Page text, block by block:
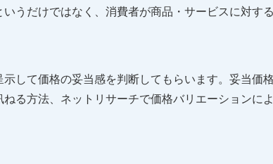
うだけではなく、消費者が商品・サービスに対す
して価格の妥当感を判断してもらいます。妥当価
る方法、ネットリサーチで価格バリエーションに